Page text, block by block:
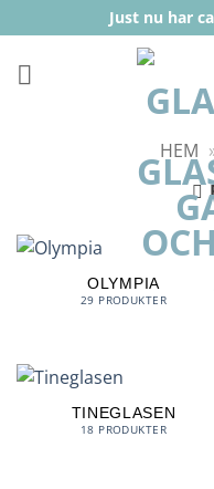
to
content
Just nu har
HEM
OLYMPIA
29 PRODUKTER
TINEGLASEN
18 PRODUKTER